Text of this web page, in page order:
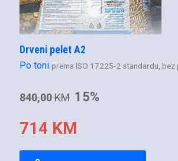
Drveni pelet A2
Po toni prema ISO 17225-2 standardu, bez
840,00KM 15%
714 KM